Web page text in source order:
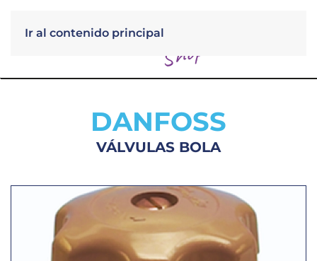
Ir al contenido principal
DANFOSS
VÁLVULAS BOLA